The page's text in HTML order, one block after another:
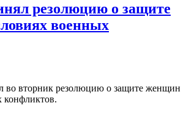
резолюцию о защите
военных
во вторник резолюцию о защите женщин
конфликтов.